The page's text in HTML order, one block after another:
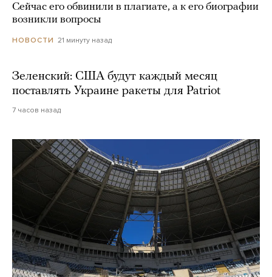
Сейчас его обвинили в плагиате, а к его биографии
возникли вопросы
НОВОСТИ 21 минуту назад
Зеленский: США будут каждый месяц
поставлять Украине ракеты для Patriot
7 часов назад